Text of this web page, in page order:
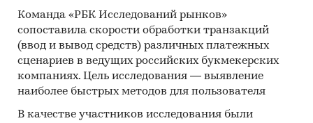
Команда «РБК Исследований рынков»
сопоставила скорости обработки транзакций
(ввод и вывод средств) различных платежных
сценариев в ведущих российских букмекерских
компаниях. Цель исследования — выявление
наиболее быстрых методов для пользователя
В качестве участников исследования были